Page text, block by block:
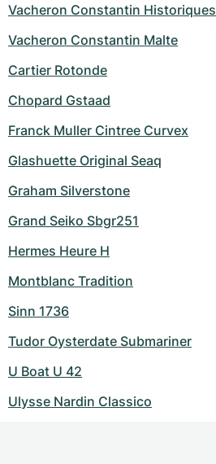
Vacheron Constantin Historiques
Vacheron Constantin Malte
Cartier Rotonde
Chopard Gstaad
Franck Muller Cintree Curvex
Glashuette Original Seaq
Graham Silverstone
Grand Seiko Sbgr251
Hermes Heure H
Montblanc Tradition
Sinn 1736
Tudor Oysterdate Submariner
U Boat U 42
Ulysse Nardin Classico